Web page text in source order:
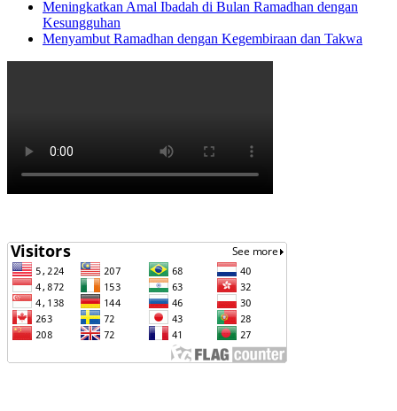
Meningkatkan Amal Ibadah di Bulan Ramadhan dengan
Kesungguhan
Menyambut Ramadhan dengan Kegembiraan dan Takwa